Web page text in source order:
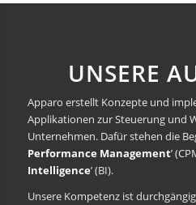
UNSERE
Apparo erstellt Konzepte und
Applikationen zur Steuerung und
Unternehmen. Dafür stehen die
Performance Management’
Intelligence’ (BI).
Unsere Kompetenz ist